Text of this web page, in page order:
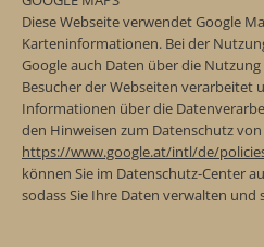
Diese Webseite verwendet Google
Karteninformationen. Bei der
Google auch Daten über die
Besucher der Webseiten verarbeitet
Informationen über die
den Hinweisen zum Datenschutz
https://www.google.at/intl/de/
können Sie im Datenschutz-Center
sodass Sie Ihre Daten verwalten und